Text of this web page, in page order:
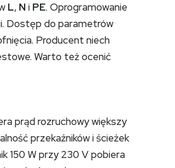
L, N i PE. Oprogramowanie
Dostęp do parametrów
Producent niech
Warto też ocenić
prąd rozruchowy większy
przekaźników i ścieżek
150 W przy 230 V pobiera